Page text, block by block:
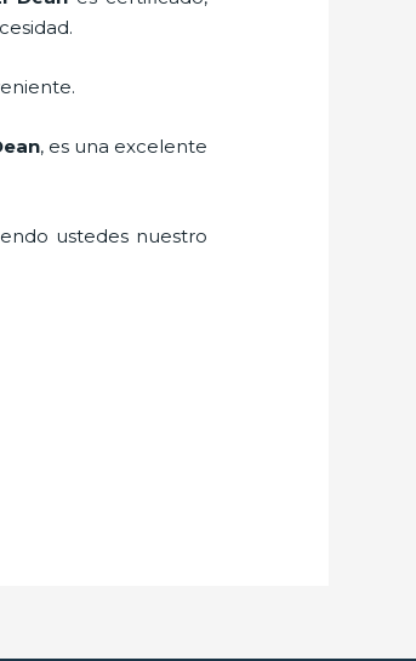
, es una excelente
ustedes nuestro